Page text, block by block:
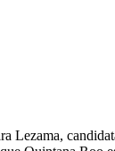
Lezama,